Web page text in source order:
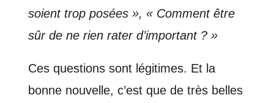
soient trop posées », « Comment être
sûr de ne rien rater d’important ? »
Ces questions sont légitimes. Et la
bonne nouvelle, c’est que de très belles